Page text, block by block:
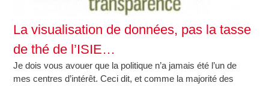
La visualisation de données, pas la tasse
de thé de l’ISIE…
Je dois vous avouer que la politique n’a jamais été l’un de
mes centres d’intérêt. Ceci dit, et comme la majorité des